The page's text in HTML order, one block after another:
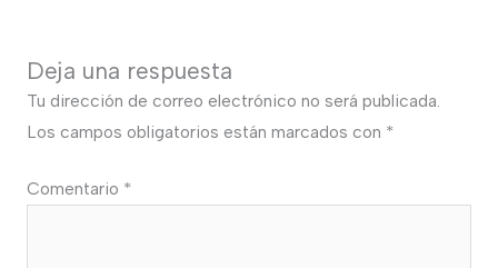
Deja una respuesta
Tu dirección de correo electrónico no será publicada.
Los campos obligatorios están marcados con *
Comentario *